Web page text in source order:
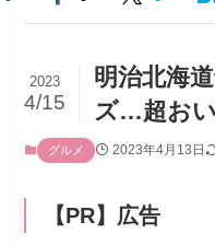
明治北海
ズ…超おい
2023
4/15
グルメ 2023年4月13日
【PR】広告